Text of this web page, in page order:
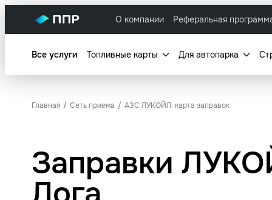
О компании Реферальная
Все услуги Топливные карты Для автопарка
Главная Сеть приема АЗС ЛУКОЙЛ: карта заправок
Заправки